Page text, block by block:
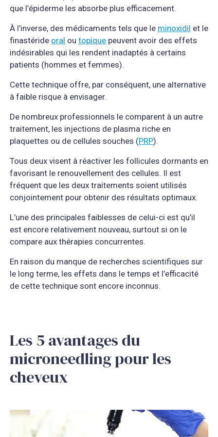
que l’épiderme les absorbe plus efficacement.
À l’inverse, des médicaments tels que le minoxidil et le
finastéride oral ou topique peuvent avoir des effets
indésirables qui les rendent inadaptés à certains
patients (hommes et femmes).
Cette technique offre, par conséquent, une alternative
à faible risque à envisager.
De nombreux professionnels le comparent à un autre
traitement, les injections de plasma riche en
plaquettes ou de cellules souches (PRP).
Tous deux visent à réactiver les follicules dormants en
favorisant le renouvellement des cellules. Il est
fréquent que les deux traitements soient utilisés
conjointement pour obtenir des résultats optimaux.
L’une des principales faiblesses de celui-ci est qu’il
est encore relativement nouveau, surtout si on le
compare aux thérapies concurrentes.
En raison du manque de recherches scientifiques sur
le long terme, les effets dans le temps et l’efficacité
de cette technique sont encore inconnus.
Les 5 avantages du
microneedling pour les
cheveux